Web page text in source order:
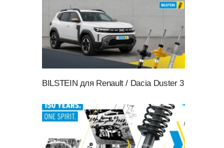
BILSTEIN для Renault / Dacia Duster 3